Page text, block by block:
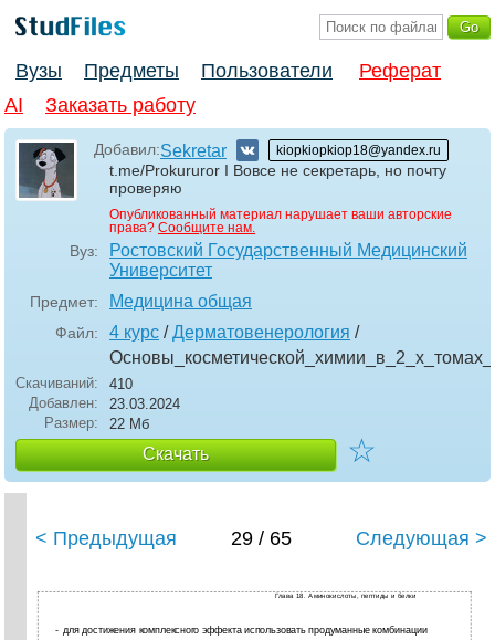
Вузы Предметы Пользователи
Реферат
AI
Заказать работу
Добавил:Sekretar kiopkiopkiop18@yandex.ru
t.me/Prokururor I Вовсе не секретарь, но почту
проверяю
Опубликованный материал нарушает ваши авторские
права? Сообщите нам.
Вуз:
Ростовский Государственный Медицинский
Университет
Предмет: Медицина общая
Файл: 4 курс /Дерматовенерология /
Скачиваний:
410
Добавлен:
23.03.2024
Размер:
22 Мб
Скачать ☆
< Предыдущая 29 / 65 Следующая >
Глава 18. Аминокислоты, пептиды и белки
- для достижения комплексного эффекта использовать продуманные комбинации